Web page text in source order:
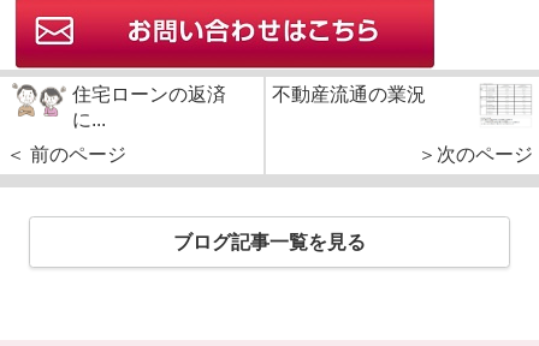
住宅ローンの返済
に...
＜ 前のページ
不動産流通の業況
＞次のページ
ブログ記事一覧を見る